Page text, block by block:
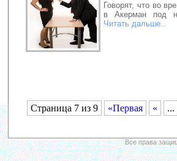
Говорят, что во
в Акерман под
Читать дальше..
Страница 7 из 9 «Первая « ...
Все права